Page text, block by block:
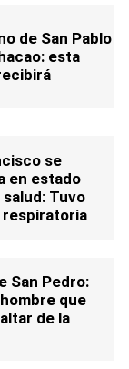
de San Pablo
esta
se
en estado
Tuvo
respiratoria
San Pedro:
que
de la